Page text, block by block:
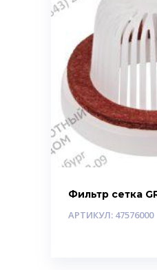
Фильтр сетка
АРТИКУЛ: 47576000